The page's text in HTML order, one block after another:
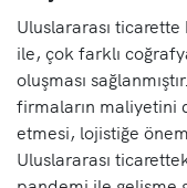
Uluslararası
ile, çok farklı
oluşması
firmaların maliyetini
etmesi, lojistiğe
Uluslararası